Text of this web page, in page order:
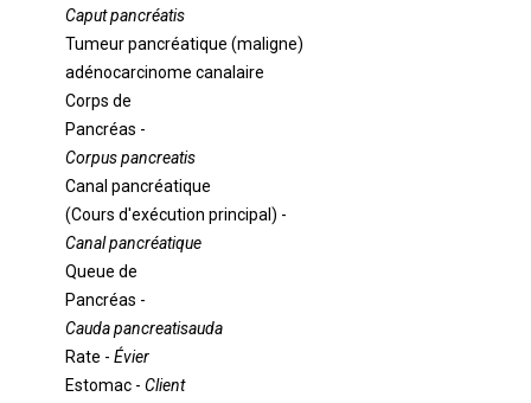
Caput pancréatis
Tumeur pancréatique (maligne)
adénocarcinome canalaire
Corps de
Pancréas -
Corpus pancreatis
Canal pancréatique
(Cours d'exécution principal) -
Canal pancréatique
Queue de
Pancréas -
Cauda pancreatisauda
Rate - Évier
Estomac - Client